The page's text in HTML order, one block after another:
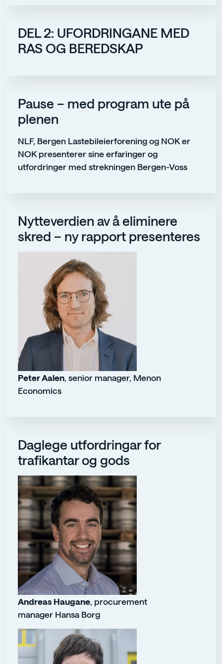
DEL 2: UFORDRINGANE MED
RAS OG BEREDSKAP
Pause – med program ute på
plenen
NLF, Bergen Lastebileierforening og NOK er
NOK presenterer sine erfaringer og
utfordringer med strekningen Bergen-Voss
Nytteverdien av å eliminere
skred – ny rapport presenteres
Peter Aalen, senior manager, Menon
Economics
Daglege utfordringar for
trafikantar og gods
Andreas Haugane, procurement
manager Hansa Borg